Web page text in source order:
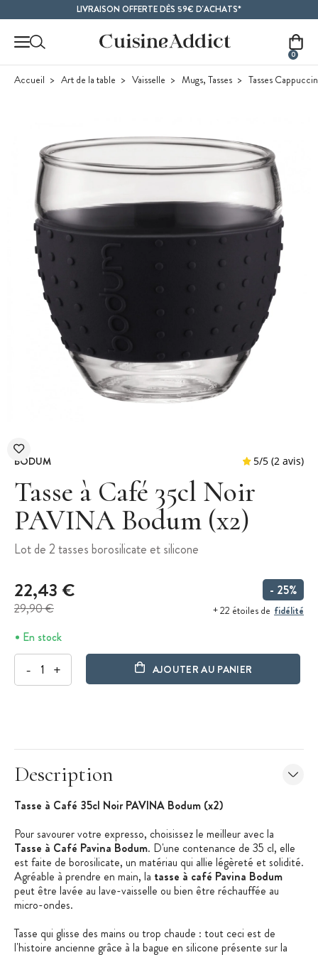
LIVRAISON OFFERTE DÈS 59€ D'ACHATS*
0
Accueil Art de la table Vaisselle Mugs, Tasses Tasses
BODUM
Tasse à Café 35cl Noir
PAVINA Bodum (x2)
Lot de 2 tasses borosilicate et silicone
22,43 €
29,90 €
- 25%
+ 22 étoiles de fidélité
En stock
- + AJOUTER AU PANIER
Description
Tasse à Café 35cl Noir PAVINA Bodum (x2)
Pour savourer votre expresso, choisissez le meilleur avec la
Tasse à Café Pavina Bodum. D'une contenance de 35 cl, elle
est faite de borosilicate, un matériau qui allie légèreté et solidité.
Agréable à prendre en main, la tasse à café Pavina Bodum
peut être lavée au lave-vaisselle ou bien être réchauffée au
micro-ondes.
Tasse qui glisse des mains ou trop chaude : tout ceci est de
l'histoire ancienne grâce à la bague en silicone présente sur la